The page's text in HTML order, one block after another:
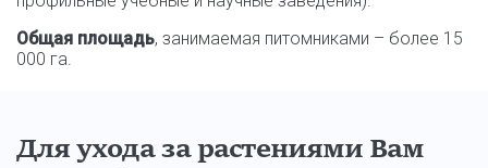
Общая площадь, занимаемая питомниками – более 15
000 га.
Для ухода за растениями Вам